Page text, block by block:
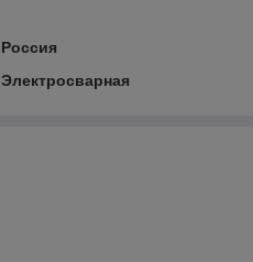
Россия
Электросварная